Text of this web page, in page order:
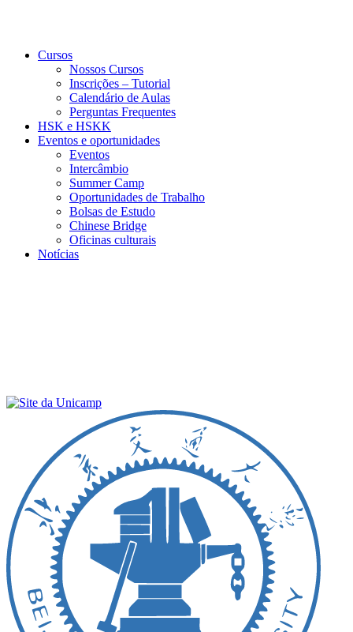
Cursos
Nossos Cursos
Inscrições – Tutorial
Calendário de Aulas
Perguntas Frequentes
HSK e HSKK
Eventos e oportunidades
Eventos
Intercâmbio
Summer Camp
Oportunidades de Trabalho
Bolsas de Estudo
Chinese Bridge
Oficinas culturais
Notícias